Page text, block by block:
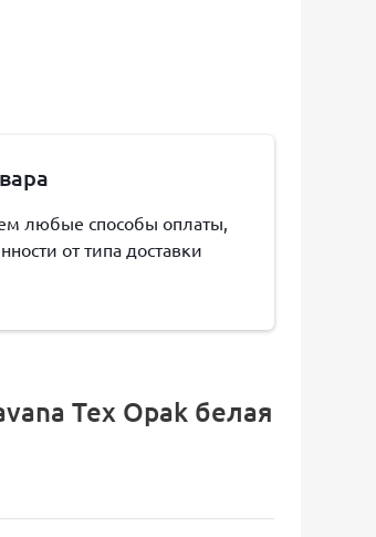
любые способы оплаты,
от типа доставки
Tex Opak белая